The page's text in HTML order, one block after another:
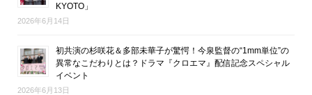
KYOTO」
2026年6月14日
初共演の杉咲花＆多部未華子が驚愕！今泉監督の“1mm単位”の
異常なこだわりとは？ドラマ『クロエマ』配信記念スペシャル
イベント
2026年6月13日